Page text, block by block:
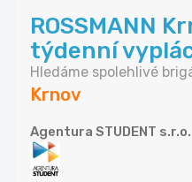
ROSSMANN
týdenní
Hledáme spolehlivé
Krnov
Agentura STUDENT s.r.o.